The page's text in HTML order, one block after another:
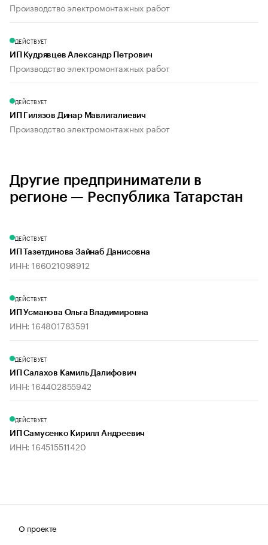
Производство электромонтажных работ
ДЕЙСТВУЕТ
ИП Кудрявцев Александр Петрович
Производство электромонтажных работ
ДЕЙСТВУЕТ
ИП Гилязов Динар Мавлигалиевич
Производство электромонтажных работ
Другие предприниматели в
регионе — Республика Татарстан
ДЕЙСТВУЕТ
ИП Тазетдинова Зайнаб Данисовна
ИНН: 166021098912
ДЕЙСТВУЕТ
ИП Усманова Ольга Владимировна
ИНН: 164801783591
ДЕЙСТВУЕТ
ИП Салахов Камиль Далифович
ИНН: 164402855942
ДЕЙСТВУЕТ
ИП Самусенко Кирилл Андреевич
ИНН: 164515511420
О проекте